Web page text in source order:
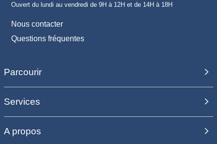
Ouvert du lundi au vendredi de 9H à 12H et de 14H à 18H
Nous contacter
Questions fréquentes
Parcourir
Services
A propos